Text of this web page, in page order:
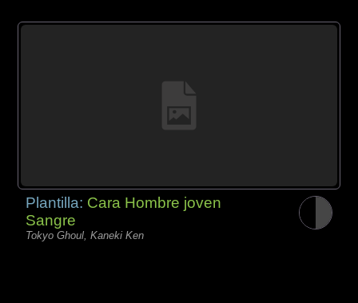
Plantilla: Cara Hombre joven
Sangre
Tokyo Ghoul, Kaneki Ken